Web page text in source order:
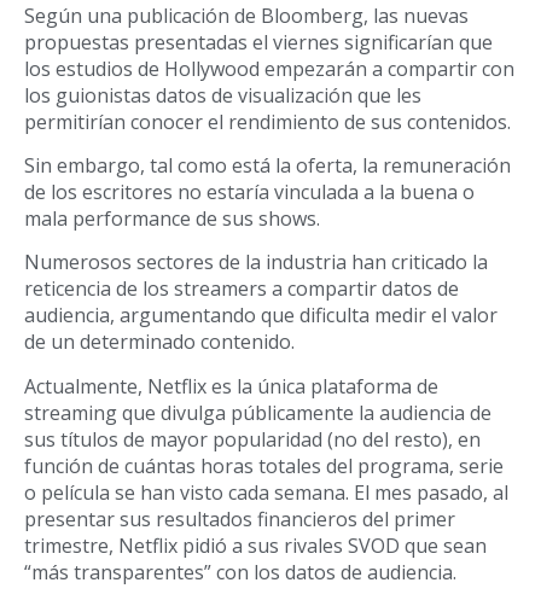
Según una publicación de Bloomberg, las nuevas
propuestas presentadas el viernes significarían que
los estudios de Hollywood empezarán a compartir con
los guionistas datos de visualización que les
permitirían conocer el rendimiento de sus contenidos.
Sin embargo, tal como está la oferta, la remuneración
de los escritores no estaría vinculada a la buena o
mala performance de sus shows.
Numerosos sectores de la industria han criticado la
reticencia de los streamers a compartir datos de
audiencia, argumentando que dificulta medir el valor
de un determinado contenido.
Actualmente, Netflix es la única plataforma de
streaming que divulga públicamente la audiencia de
sus títulos de mayor popularidad (no del resto), en
función de cuántas horas totales del programa, serie
o película se han visto cada semana. El mes pasado, al
presentar sus resultados financieros del primer
trimestre, Netflix pidió a sus rivales SVOD que sean
“más transparentes” con los datos de audiencia.